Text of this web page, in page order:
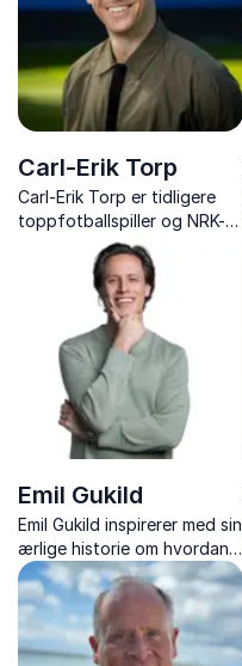
Carl-Erik Torp
Carl-Erik Torp er tidligere
toppfotballspiller og NRK-
ekspert som holder sterke
foredrag om motgang,
identitet og mestring etter
hjertestans.
Emil Gukild
Emil Gukild inspirerer med sin
ærlige historie om hvordan
små endringer i helse og
vaner kan gi store resultater
i prestasjon, samarbeid og
livskvalitet.